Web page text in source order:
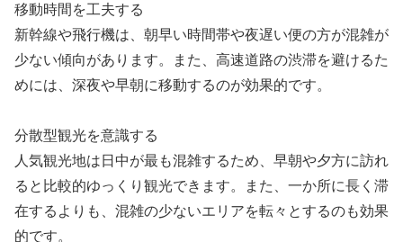
移動時間を工夫する
新幹線や飛行機は、朝早い時間帯や夜遅い便の方が混雑が
少ない傾向があります。また、高速道路の渋滞を避けるた
めには、深夜や早朝に移動するのが効果的です。
分散型観光を意識する
人気観光地は日中が最も混雑するため、早朝や夕方に訪れ
ると比較的ゆっくり観光できます。また、一か所に長く滞
在するよりも、混雑の少ないエリアを転々とするのも効果
的です。